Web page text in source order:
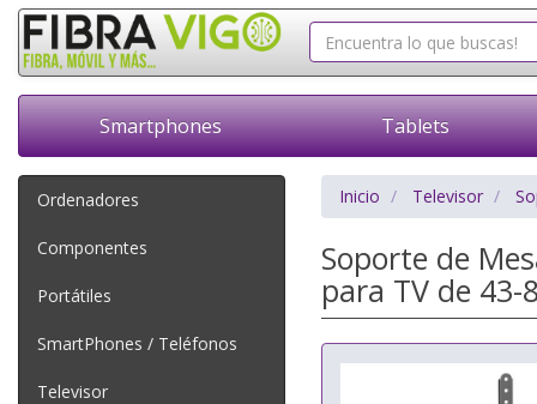
Smartphones Tablets
Ordenadores
Componentes
Portátiles
SmartPhones / Teléfonos
Televisor
Inicio Televisor
Soporte de
para TV de 43-